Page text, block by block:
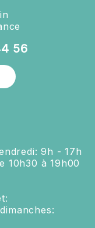
56
9h - 17h
10h30 à 19h00